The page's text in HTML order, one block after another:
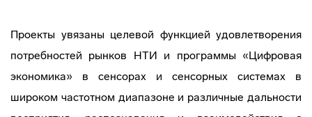
Проекты увязаны целевой функцией удовлетворения
потребностей рынков НТИ и программы «Цифровая
экономика» в сенсорах и сенсорных системах в
широком частотном диапазоне и различные дальности